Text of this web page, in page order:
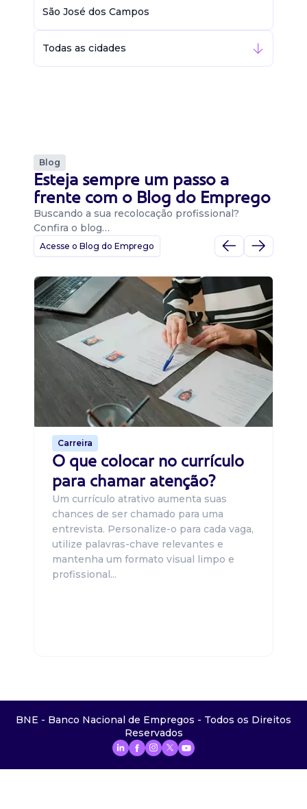
São José dos Campos
Todas as cidades
Blog
Esteja sempre um passo a
frente com o Blog do Emprego
Buscando a sua recolocação profissional?
Confira o blog…
Acesse o Blog do Emprego
Carreira
O que colocar no currículo
para chamar atenção?
Um currículo atrativo aumenta suas
chances de ser chamado para uma
entrevista. Personalize-o para cada vaga,
utilize palavras-chave relevantes e
mantenha um formato visual limpo e
profissional...
BNE - Banco Nacional de Empregos - Todos os Direitos
Reservados